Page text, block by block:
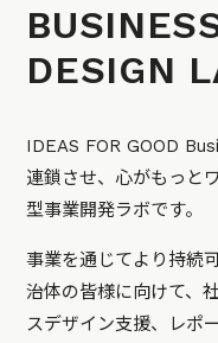
DESIGN
IDEAS FOR GOOD
連鎖させ、心がもっと
型事業開発ラボです。
事業を通じてより持続
治体の皆様に向けて、
スデザイン支援、レポ